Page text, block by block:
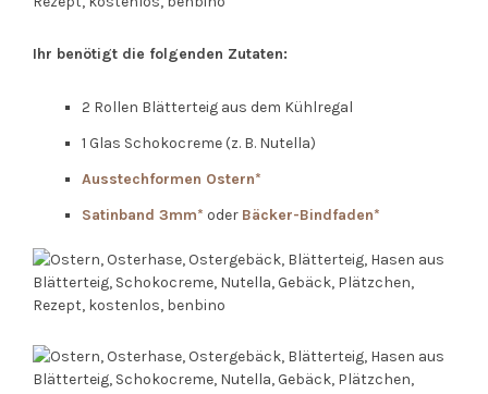
Ihr benötigt die folgenden Zutaten:
2 Rollen Blätterteig aus dem Kühlregal
1 Glas Schokocreme (z. B. Nutella)
Ausstechformen Ostern*
Satinband 3mm* oder Bäcker-Bindfaden*